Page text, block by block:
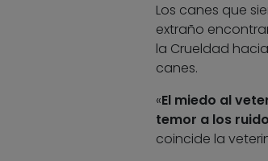
Los canes que
extraño
la Crueldad
canes.
«El miedo al
temor a los
coincide la